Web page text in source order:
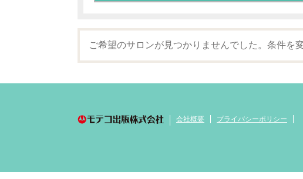
ご希望のサロンが見つかりませんでした。条件を
会社概要 プライバシーポリシー